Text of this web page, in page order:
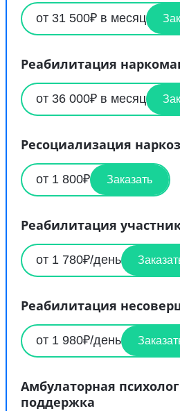
от 31 500₽ в месяц
Реабилитация
от 36 000₽ в месяц
Ресоциализация
от 1 800₽ Заказать
Реабилитация
от 1 780₽/день
Реабилитация
от 1 980₽/день
Амбулаторная
поддержка